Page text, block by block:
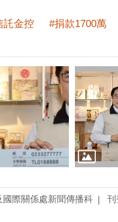
託金控 #捐款1700萬
際關係處新聞傳播科 刊